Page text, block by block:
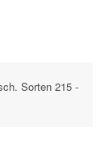
Sorten 215 -